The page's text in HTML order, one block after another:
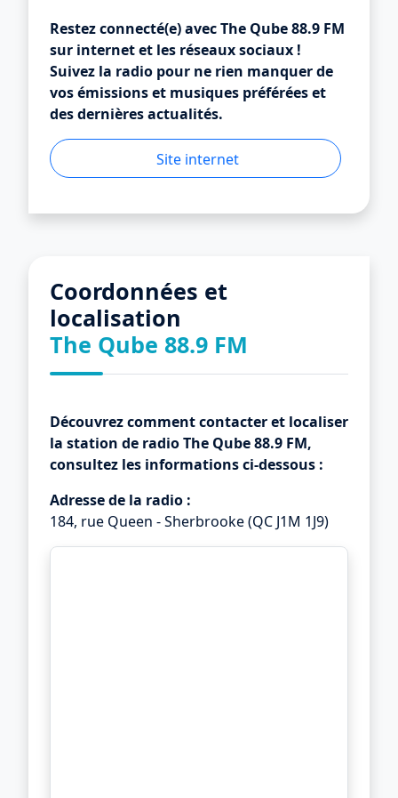
Restez connecté(e) avec The Qube 88.9 FM
sur internet et les réseaux sociaux !
Suivez la radio pour ne rien manquer de
vos émissions et musiques préférées et
des dernières actualités.
Site internet
Coordonnées et
localisation
The Qube 88.9 FM
Découvrez comment contacter et localiser
la station de radioThe Qube 88.9 FM,
consultez les informations ci-dessous :
Adresse de la radio :
184, rue Queen - Sherbrooke (QC J1M 1J9)